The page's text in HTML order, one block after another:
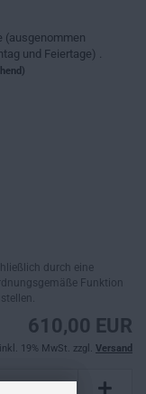
(ausgenommen
und Feiertage) .
durch eine
Funktion
610,00 EUR
inkl. 19% MwSt. zzgl. Versand